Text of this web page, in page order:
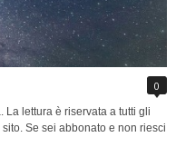
0
lettura è riservata a tutti gli
Se sei abbonato e non riesci